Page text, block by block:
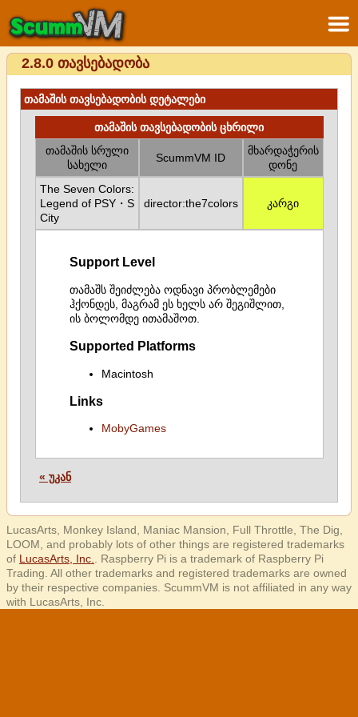
2.8.0 თავსებადობა
თამაშის თავსებადობის დეტალები
თამაშის თავსებადობის ცხრილი
თამაშის სრული
სახელი
ScummVM ID
მხარდაჭერის
დონე
The Seven Colors:
Legend of PSY・S
City
director:the7colors კარგი
Support Level
თამაშს შეიძლება ოდნავი პრობლემები
ჰქონდეს, მაგრამ ეს ხელს არ შეგიშლით,
ის ბოლომდე ითამაშოთ.
Supported Platforms
Macintosh
Links
MobyGames
« უკან
LucasArts, Monkey Island, Maniac Mansion, Full Throttle, The Dig,
LOOM, and probably lots of other things are registered trademarks
of LucasArts, Inc.
. Raspberry Pi is a trademark of Raspberry Pi
Trading. All other trademarks and registered trademarks are owned
by their respective companies. ScummVM is not affiliated in any way
with LucasArts, Inc.